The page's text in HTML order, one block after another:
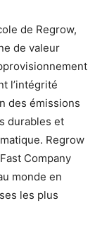
de Regrow,
de valeur
l’intégrité
des émissions
durables et
Regrow
Company
monde en
les plus